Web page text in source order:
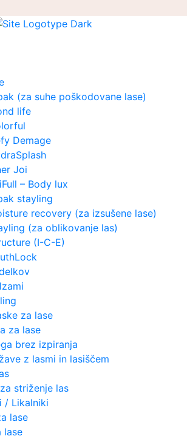
(za suhe poškodovane lase)
life
Demage
Joi
– Body lux
stayling
recovery (za izsušene lase)
(za oblikovanje las)
(I-C-E)
za lase
za lase
brez izpiranja
z lasmi in lasiščem
striženje las
/ Likalniki
lase
lase